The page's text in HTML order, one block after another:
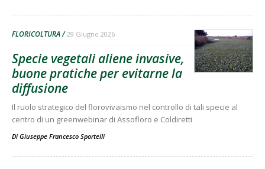
FLORICOLTURA 29 Giugno 2026
Specie vegetali aliene invasive,
buone pratiche per evitarne la
diffusione
Il ruolo strategico del florovivaismo nel controllo di tali specie al
centro di un greenwebinar di Assofloro e Coldiretti
Di Giuseppe Francesco Sportelli